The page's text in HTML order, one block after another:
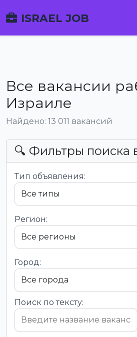
ISRAEL JOB
Все вакансии
Израиле
Найдено: 13 011 вакансий
🔍 Фильтры поиска
Тип объявления:
Регион:
Город:
Поиск по тексту: